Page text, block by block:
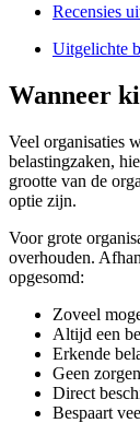
Recensies
Uitgelichte
Wanneer
Veel organisaties
belastingzaken,
grootte van de
optie zijn.
Voor grote
overhouden.
opgesomd:
Zoveel
Altijd een
Erkende
Geen
Direct
Bespaart